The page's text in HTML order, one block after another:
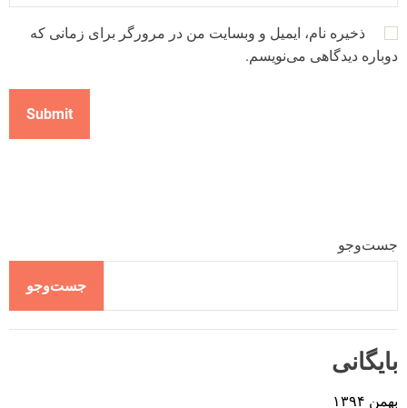
ذخیره نام، ایمیل و وبسایت من در مرورگر برای زمانی که
دوباره دیدگاهی می‌نویسم.
جست‌وجو
جست‌وجو
بایگانی
بهمن ۱۳۹۴